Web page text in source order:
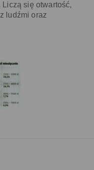
się otwartość,
ludźmi oraz